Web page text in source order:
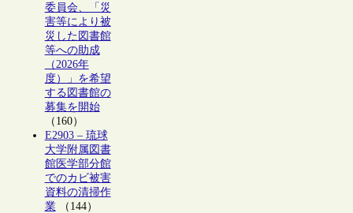
委員会、「災
害等により被
災した図書館
等への助成
（2026年
度）」を希望
する図書館の
募集を開始
（160）
E2903 – 琉球
大学附属図書
館医学部分館
でのカビ被害
資料の清掃作
業（144）